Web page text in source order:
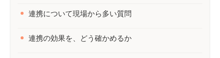
連携について現場から多い質問
連携の効果を、どう確かめるか